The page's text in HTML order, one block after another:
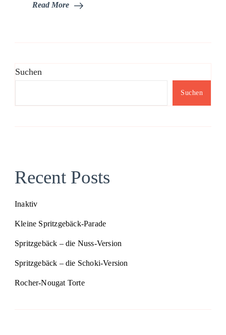
Read More
Suchen
Suchen
Recent Posts
Inaktiv
Kleine Spritzgebäck-Parade
Spritzgebäck – die Nuss-Version
Spritzgebäck – die Schoki-Version
Rocher-Nougat Torte